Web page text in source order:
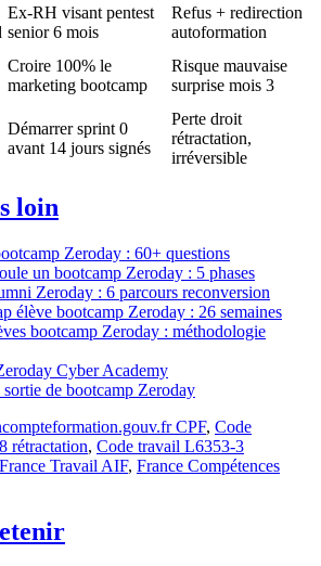
Ex-RH visant pentest
senior 6 mois
Refus + redirection
autoformation
Croire 100% le
marketing bootcamp
Risque mauvaise
surprise mois 3
Démarrer sprint 0
avant 14 jours signés
Perte droit
rétractation,
irréversible
loin
Zeroday : 60+ questions
un bootcamp Zeroday : 5 phases
Zeroday : 6 parcours reconversion
élève bootcamp Zeroday : 26 semaines
bootcamp Zeroday : méthodologie
Cyber Academy
sortie de bootcamp Zeroday
CPF, Code
rétractation, Code travail L6353-3
France Travail AIF, France Compétences